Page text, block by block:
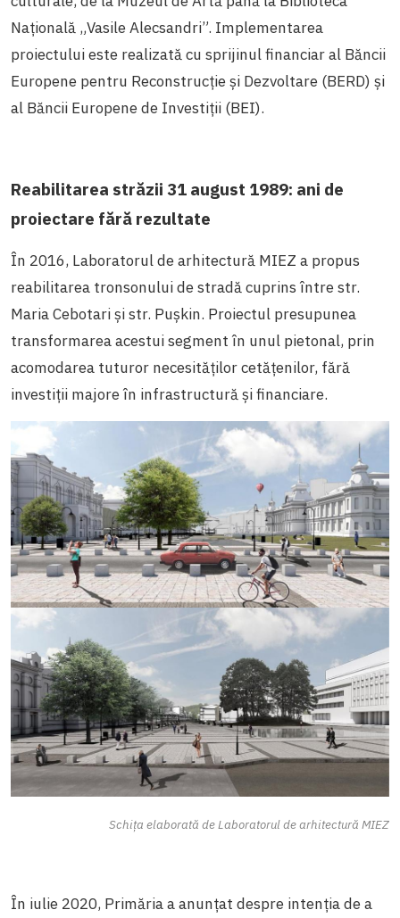
Națională „Vasile Alecsandri”. Implementarea
proiectului este realizată cu sprijinul financiar al Băncii
Europene pentru Reconstrucție și Dezvoltare (BERD) și
al Băncii Europene de Investiții (BEI).
Reabilitarea străzii 31 august 1989: ani de
proiectare fără rezultate
În 2016, Laboratorul de arhitectură MIEZ a propus
reabilitarea tronsonului de stradă cuprins între str.
Maria Cebotari și str. Pușkin. Proiectul presupunea
transformarea acestui segment în unul pietonal, prin
acomodarea tuturor necesităților cetățenilor, fără
investiții majore în infrastructură și financiare.
Schița elaborată de Laboratorul de arhitectură MIEZ
În iulie 2020, Primăria a anunțat despre intenția de a